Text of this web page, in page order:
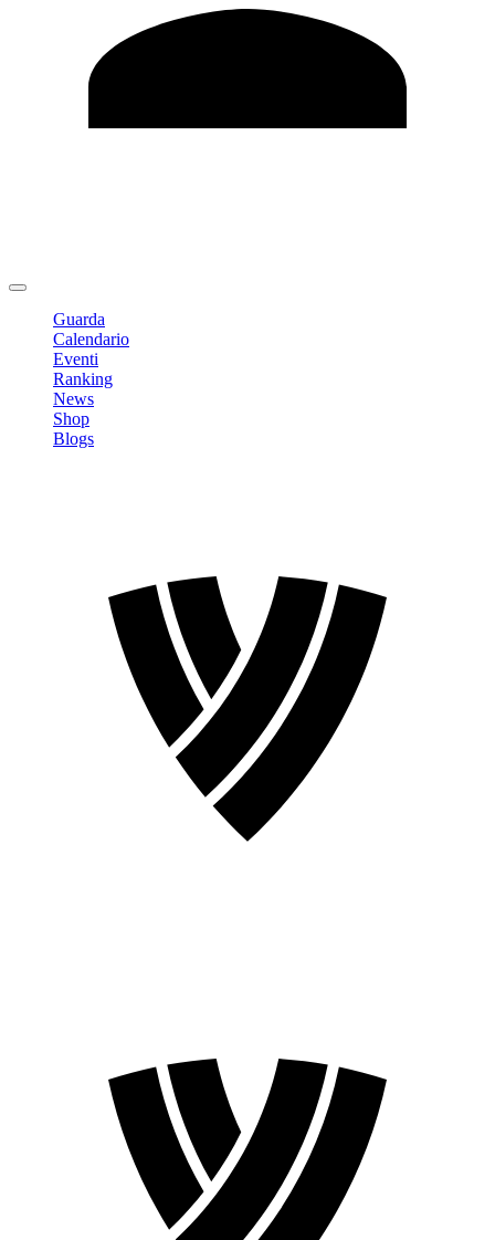
Guarda
Calendario
Eventi
Ranking
News
Shop
Blogs